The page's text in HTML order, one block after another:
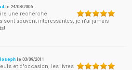
le 24/08/2006
une recherche
sont souvent interessantes, je n'ai jamais
le03/09/2011
et d'occasion, les livres